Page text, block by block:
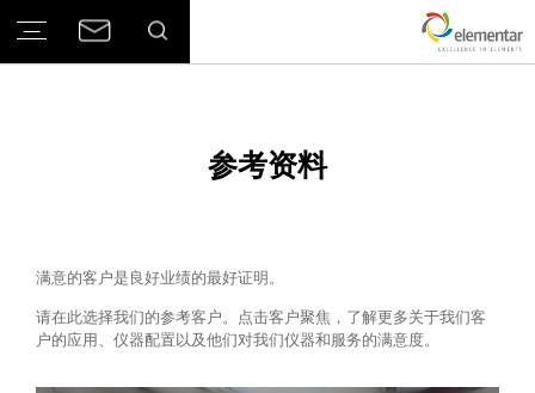
参考资料
满意的客户是良好业绩的最好证明。
请在此选择我们的参考客户。点击客户聚焦，了解更多关于我们客
户的应用、仪器配置以及他们对我们仪器和服务的满意度。